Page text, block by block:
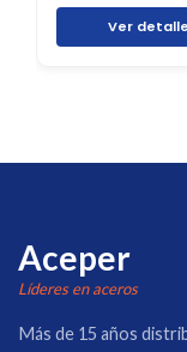
Ver detalle
Aceper
Líderes en aceros
Más de 15 años